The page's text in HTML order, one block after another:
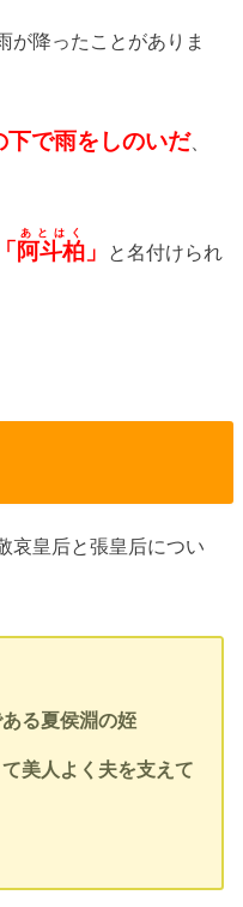
が降ったことがありま
下で雨をしのいだ、
「阿斗柏
あとはく
」
と名付けられ
哀皇后と張皇后につい
る夏侯淵の姪
美人よく夫を支えて